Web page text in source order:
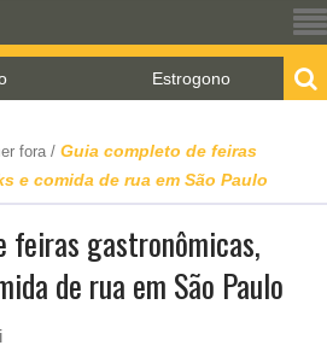
Estrogonofe de cogumelos com requeijú
fora/ Guia completo de feiras
e comida de rua em São Paulo
feiras gastronômicas,
de rua em São Paulo